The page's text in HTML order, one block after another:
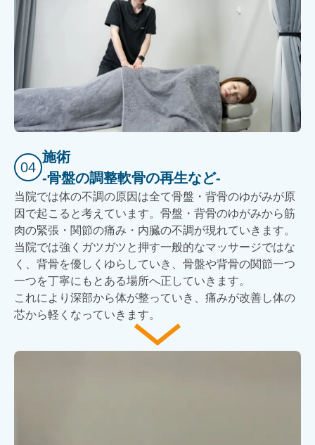
04
施術
-骨盤の調整軟骨の再生など-
当院では体の不調の原因は全て骨盤・背骨のゆがみが原
因で起こると考えています。骨盤・背骨のゆがみから筋
肉の緊張・関節の痛み・内臓の不調が現れていきます。
当院では強くガツガツと押す一般的なマッサージではな
く、背骨を優しくゆらしていき、骨盤や背骨の関節一つ
一つを丁寧にもとある場所へ正していきます。
これにより深部から体が整っていき、痛みが改善し体の
芯から軽くなっていきます。